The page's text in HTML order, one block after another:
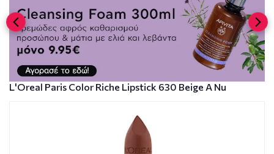
L'Oreal Paris Color Riche Lipstick 630 Beige A Nu